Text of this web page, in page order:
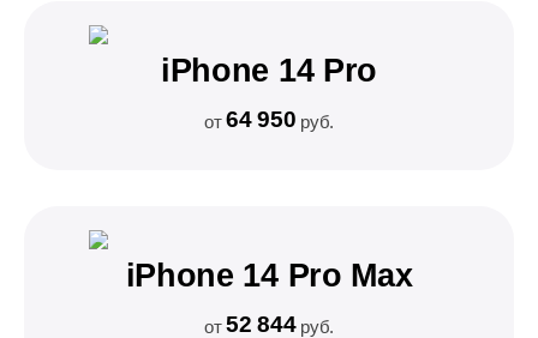
iPhone 14 Pro
от64 950 руб.
iPhone 14 Pro Max
от52 844руб.